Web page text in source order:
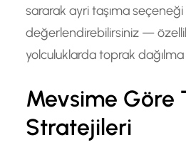
sararak ayri taşıma
değerlendirebilirsiniz —
yolculuklarda toprak dağılma
Mevsime Göre
Stratejileri